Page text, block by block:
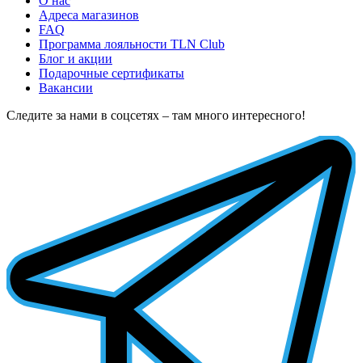
Адреса магазинов
FAQ
Программа лояльности TLN Club
Блог и акции
Подарочные сертификаты
Вакансии
Следите за нами в соцсетях – там много интересного!